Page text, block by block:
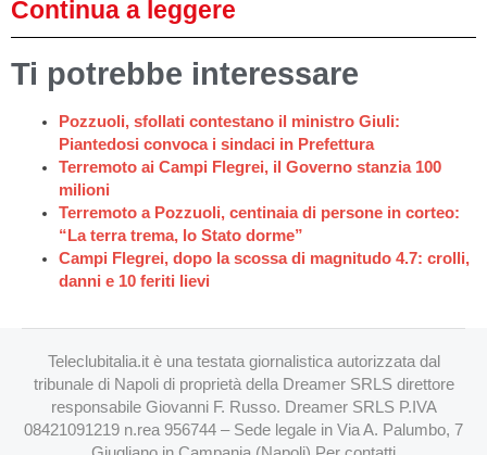
Continua a leggere
Ti potrebbe interessare
Pozzuoli, sfollati contestano il ministro Giuli:
Piantedosi convoca i sindaci in Prefettura
Terremoto ai Campi Flegrei, il Governo stanzia 100
milioni
Terremoto a Pozzuoli, centinaia di persone in corteo:
“La terra trema, lo Stato dorme”
Campi Flegrei, dopo la scossa di magnitudo 4.7: crolli,
danni e 10 feriti lievi
Teleclubitalia.it è una testata giornalistica autorizzata dal
tribunale di Napoli di proprietà della Dreamer SRLS direttore
responsabile Giovanni F. Russo. Dreamer SRLS P.IVA
08421091219 n.rea 956744 – Sede legale in Via A. Palumbo, 7